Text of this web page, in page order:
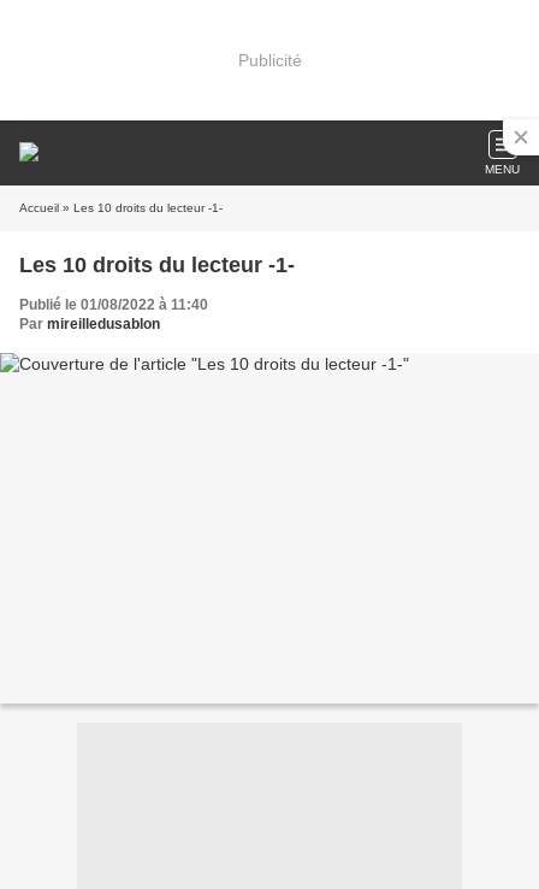
Publicité
MENU
Accueil » Les 10 droits du lecteur -1-
Les 10 droits du lecteur -1-
Publié le 01/08/2022 à 11:40
Par mireilledusablon